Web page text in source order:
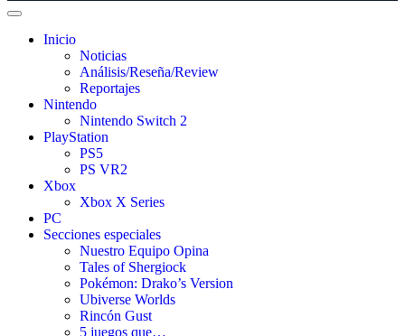
Inicio
Noticias
Análisis/Reseña/Review
Reportajes
Nintendo
Nintendo Switch 2
PlayStation
PS5
PS VR2
Xbox
Xbox X Series
PC
Secciones especiales
Nuestro Equipo Opina
Tales of Shergiock
Pokémon: Drako’s Version
Ubiverse Worlds
Rincón Gust
5 juegos que…